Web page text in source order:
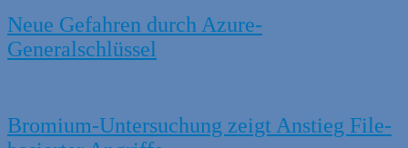
Neue Gefahren durch Azure-
Generalschlüssel
Bromium-Untersuchung zeigt Anstieg File-